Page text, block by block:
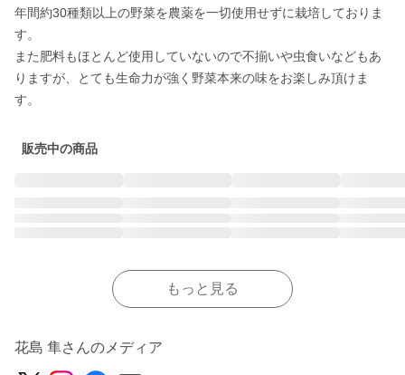
年間約30種類以上の野菜を農薬を一切使用せずに栽培しておりま
す。
また肥料もほとんど使用していないので不揃いや虫食いなどもあ
りますが、とても生命力が強く野菜本来の味をお楽しみ頂けま
す。
販売中の商品
もっと見る
花島 隼さんのメディア